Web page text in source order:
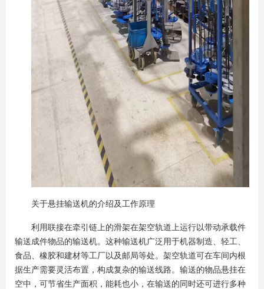
关于悬挂输送机的介绍及工作原理
利用联接在牵引链上的滑架在架空轨道上运行以带动承载件
输送成件物品的输送机。这种输送机广泛用于机器制造、轻工、
食品、橡胶和建材等工厂以及邮局等处。架空轨道可在车间内根
据生产需要灵活布置，构成复杂的输送线路。输送的物品悬挂在
空中，可节省生产面积，能耗也小，在输送的同时还可进行多种